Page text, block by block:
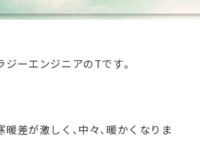
ジーエンジニアのTです。
暖差が激しく、中々、暖かくなりま